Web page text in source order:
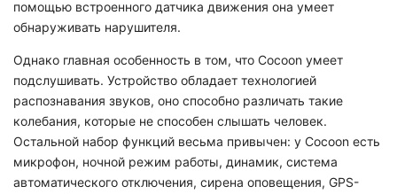
помощью встроенного датчика движения она умеет
обнаруживать нарушителя.
Однако главная особенность в том, что Cocoon умеет
подслушивать. Устройство обладает технологией
распознавания звуков, оно способно различать такие
колебания, которые не способен слышать человек.
Остальной набор функций весьма привычен: у Cocoon есть
микрофон, ночной режим работы, динамик, система
автоматического отключения, сирена оповещения, GPS-